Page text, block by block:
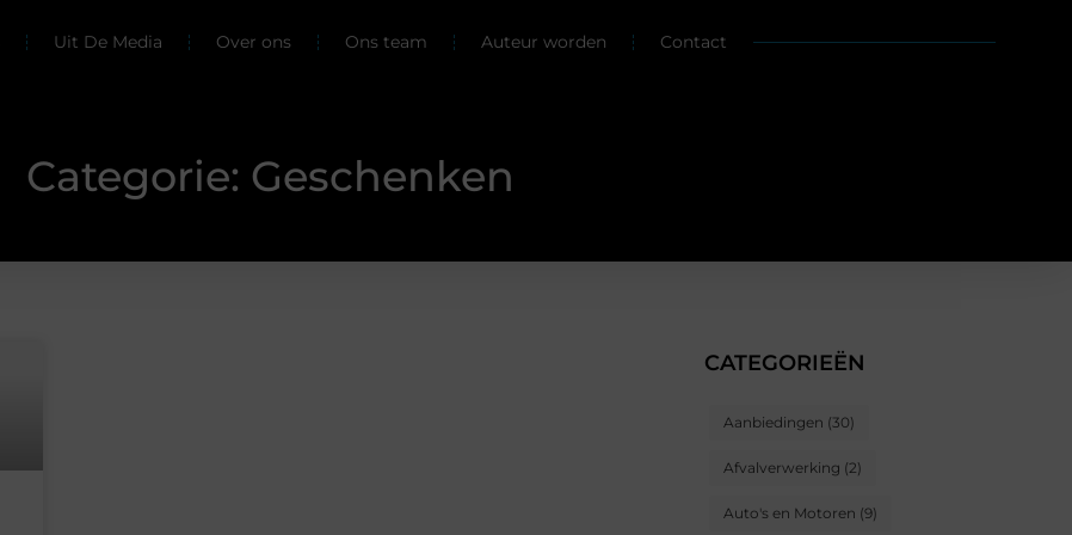
Uit De Media Over ons Ons team Auteur worden Contact
Categorie: Geschenken
CATEGORIEËN
Aanbiedingen (30)
Afvalverwerking (2)
Auto's en Motoren (9)